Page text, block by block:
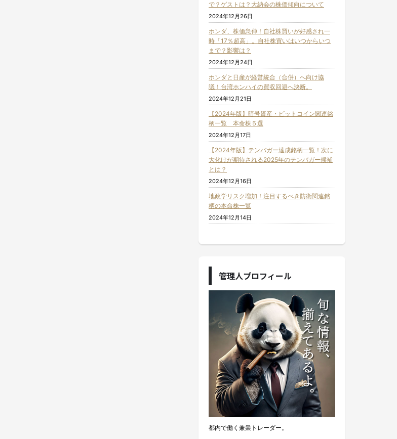
で？ゲストは？大納会の株価傾向について
2024年12月26日
ホンダ、株価急伸！自社株買いが好感され一
時「17％超高」。自社株買いはいつからいつ
まで？影響は？
2024年12月24日
ホンダと日産が経営統合（合併）へ向け協
議！台湾ホンハイの買収回避へ決断。
2024年12月21日
【2024年版】暗号資産・ビットコイン関連銘
柄一覧 本命株５選
2024年12月17日
【2024年版】テンバガー達成銘柄一覧！次に
大化けが期待される2025年のテンバガー候補
とは？
2024年12月16日
地政学リスク増加！注目するべき防衛関連銘
柄の本命株一覧
2024年12月14日
管理人プロフィール
都内で働く兼業トレーダー。